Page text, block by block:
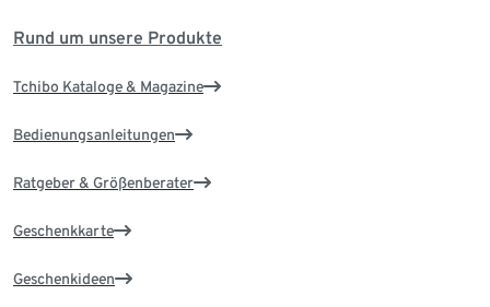
Rund um unsere Produkte
Tchibo Kataloge & Magazine
Bedienungsanleitungen
Ratgeber & Größenberater
Geschenkkarte
Geschenkideen